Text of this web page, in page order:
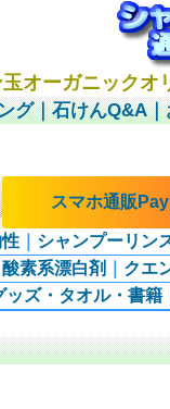
オーガニックオ
グ｜石けんQ&A｜
スマホ通販
｜ シャンプーリン
酸素系漂白剤
クエ
ッズ・タオル・書籍｜